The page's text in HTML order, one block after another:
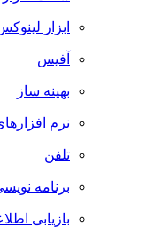
ابزار
آفیس
بهینه ساز
نرم
تلفن
برنامه
بازیابی